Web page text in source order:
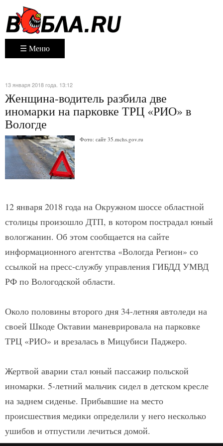
☰ Меню
13 января 2018 года. 13:12
Женщина-водитель разбила две
иномарки на парковке ТРЦ «РИО» в
Вологде
Фото: сайт 35.mchs.gov.ru
12 января 2018 года на Окружном шоссе областной
столицы произошло ДТП, в котором пострадал юный
вологжанин. Об этом сообщается на сайте
информационного агентства «Вологда Регион» со
ссылкой на пресс-службу управления ГИБДД УМВД
РФ по Вологодской области.
Около половины второго дня 34-летняя автоледи на
своей Шкоде Октавии маневрировала на парковке
ТРЦ «РИО» и врезалась в Мицубиси Паджеро.
Жертвой аварии стал юный пассажир польской
иномарки. 5-летний мальчик сидел в детском кресле
на заднем сиденье. Прибывшие на место
происшествия медики определили у него несколько
ушибов и отпустили лечиться домой.